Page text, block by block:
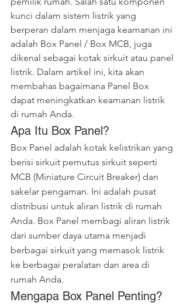
kunci dalam sistem listrik yang
berperan dalam menjaga keamanan ini
adalah Box Panel / Box MCB, juga
dikenal sebagai kotak sirkuit atau panel
listrik. Dalam artikel ini, kita akan
membahas bagaimana Panel Box
dapat meningkatkan keamanan listrik
di rumah Anda.
Apa Itu Box Panel?
Box Panel adalah kotak kelistrikan yang
berisi sirkuit pemutus sirkuit seperti
MCB (Miniature Circuit Breaker) dan
sakelar pengaman. Ini adalah pusat
distribusi untuk aliran listrik di rumah
Anda. Box Panel membagi aliran listrik
dari sumber daya utama menjadi
berbagai sirkuit yang memasok listrik
ke berbagai peralatan dan area di
rumah Anda.
Mengapa Box Panel Penting?